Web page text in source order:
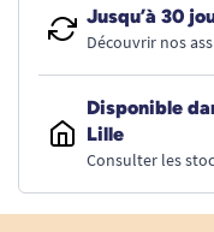
Jusqu’à 30
Découvrir nos
Disponible
Lille
Consulter les